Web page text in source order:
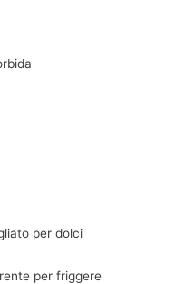
per dolci
per friggere